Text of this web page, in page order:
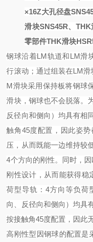
×16Z大孔径盘
滑块SNS45R、 THK
零部件THK滑块
钢球沿着LM轨道和LM滑
行滚动；通过组装在LM滑
M滑块采用保持板将钢球
滑块，钢球也不会脱落。
反径向和侧向）均具有相
触角45度配置，因此姿
压，从而既能一边维持较
4个方向的刚性。同时，
刚性设计，从而能获得稳
荷型导轨：4方向等负荷
向、反径向和侧向）均具
按接触角45度配置，因此
高刚性型因钢球的配置是